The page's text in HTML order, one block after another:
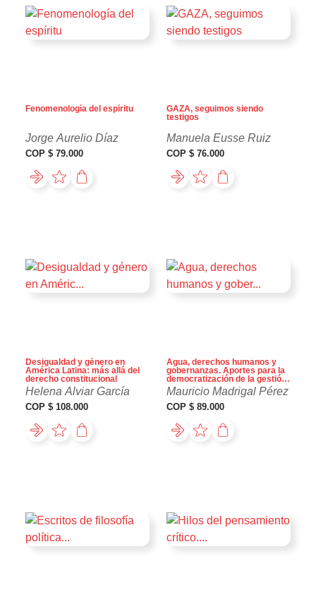
Fenomenología del espíritu
Jorge Aurelio Díaz
COP $ 79.000
GAZA, seguimos siendo
testigos
Manuela Eusse Ruiz
COP $ 76.000
Desigualdad y género en
América Latina: más allá del
derecho constitucional
Helena Alviar García
COP $ 108.000
Agua, derechos humanos y
gobernanzas. Aportes para la
democratización de la gestión
del agua en Colombia
Mauricio Madrigal Pérez
COP $ 89.000